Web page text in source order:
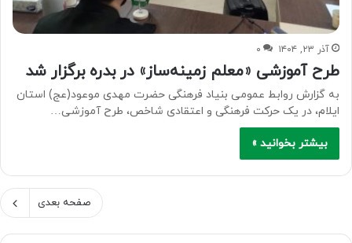
آذر ۲۳, ۱۴۰۴ ۰
طرح آموزشی «معلم زمینه‌ساز» در بدره برگزار شد
به گزارش روابط عمومی بنیاد فرهنگی حضرت مهدی موعود(عج) استان
ایلام، در یک حرکت فرهنگی و اعتقادی شاخص، طرح آموزشی…
بیشتر بخوانید »
صفحه بعدی